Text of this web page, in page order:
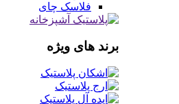
فلاسک چای
برند های ویژه